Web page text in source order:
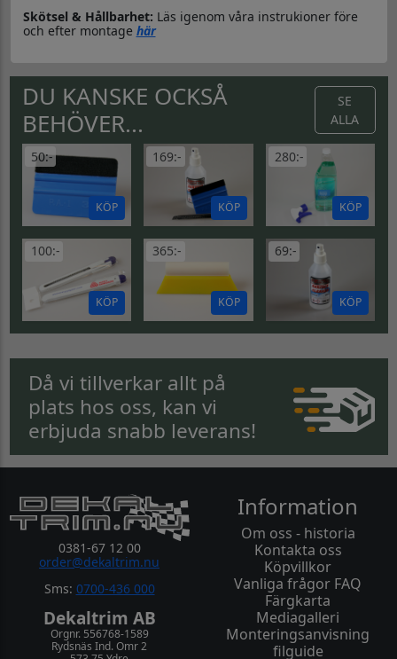
Skötsel & Hållbarhet: Läs igenom våra instrukioner före
och efter montage här
DU KANSKE OCKSÅ
BEHÖVER...
SE
ALLA
50:-
KÖP
169:-
KÖP
280:-
KÖP
100:-
KÖP
365:-
KÖP
69:-
KÖP
Då vi tillverkar allt på
plats hos oss, kan vi
erbjuda snabb leverans!
0381-67 12 00
order@dekaltrim.nu
Sms: 0700-436 000
Dekaltrim AB
Orgnr. 556768-1589
Rydsnäs Ind. Omr 2
Information
Om oss - historia
Kontakta oss
Köpvillkor
Vanliga frågor FAQ
Färgkarta
Mediagalleri
Monteringsanvisning
filguide